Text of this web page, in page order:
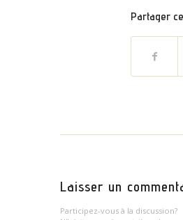
Partager
Laisser un
Participez-vous à la discussion?